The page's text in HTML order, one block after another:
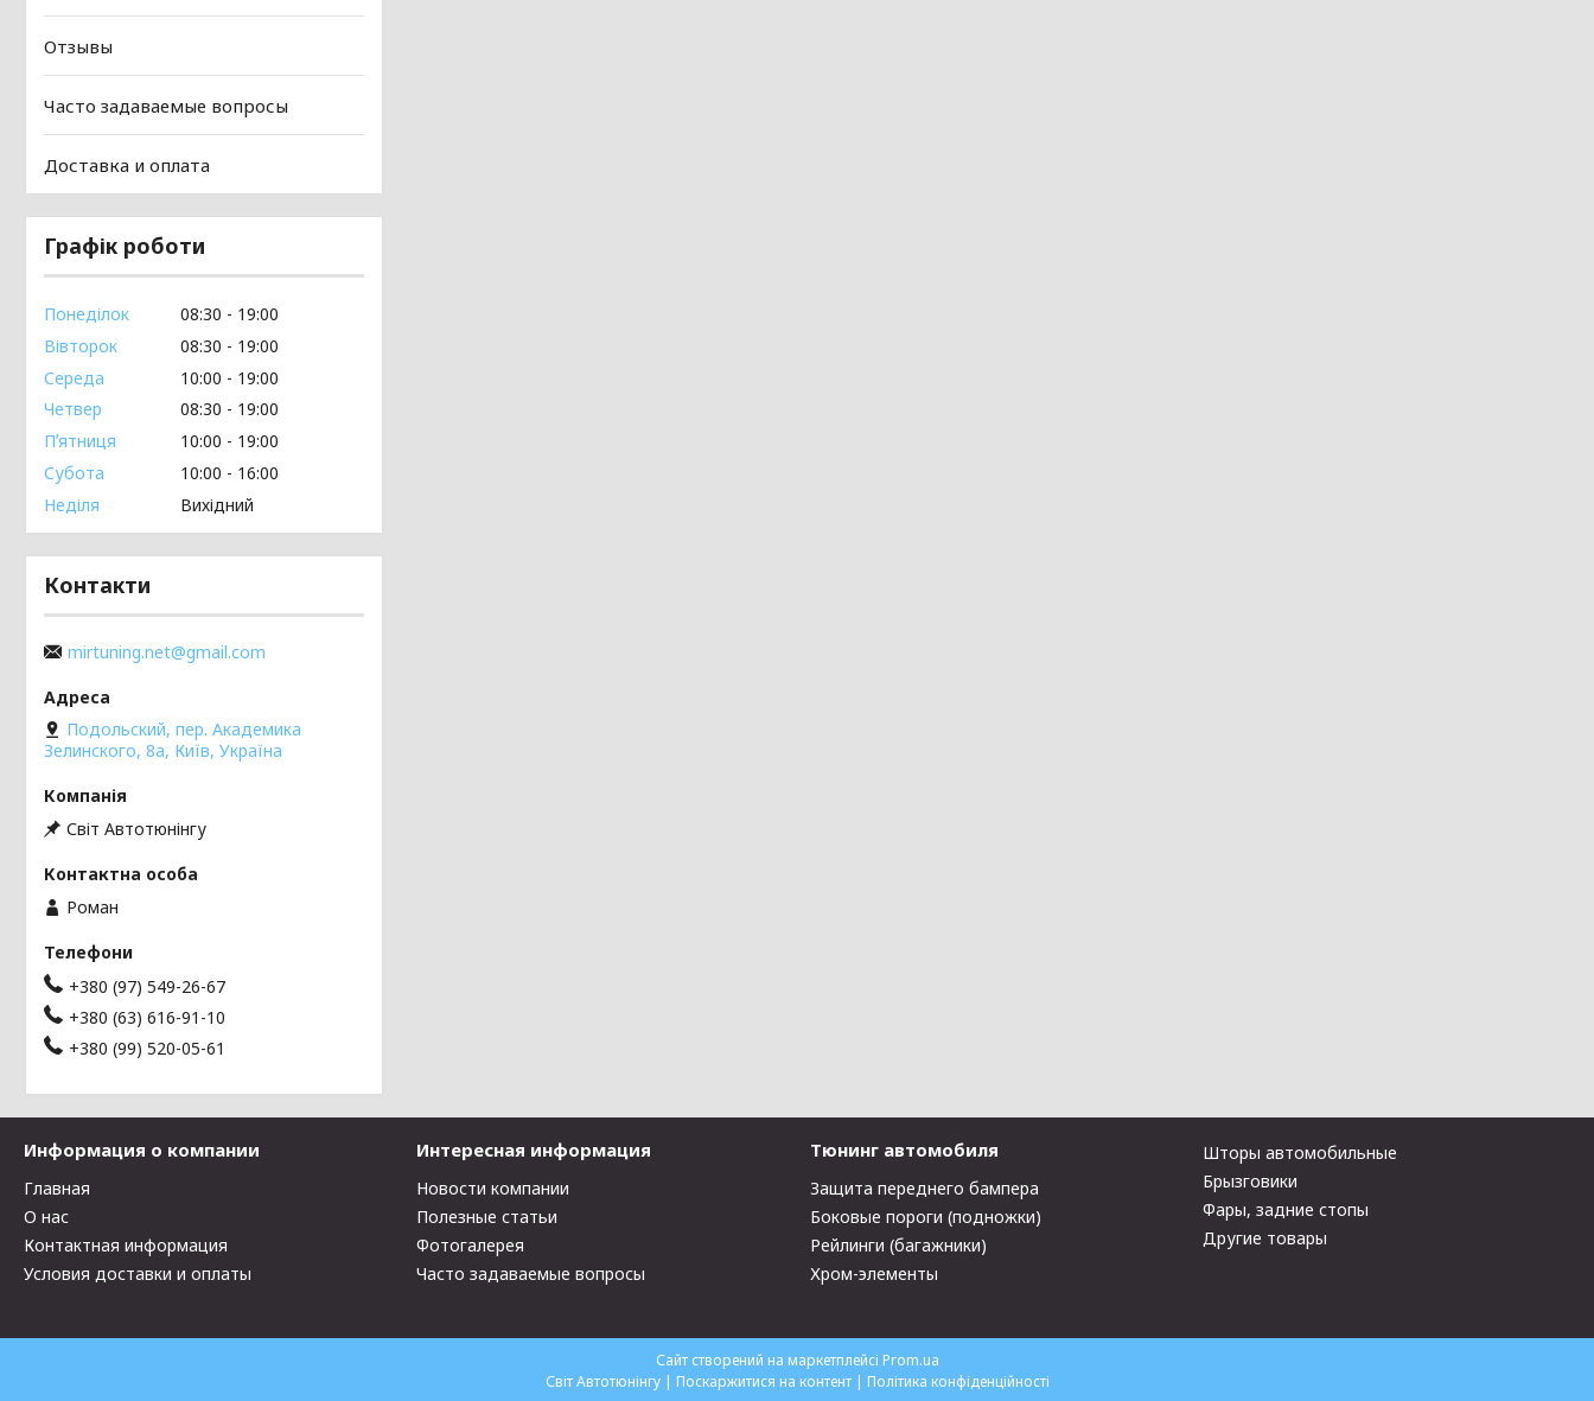
Отзывы
Часто задаваемые вопросы
Доставка и оплата
Графік роботи
Понеділок 08:30
19:00
Вівторок
08:30
19:00
Середа
10:00
19:00
Четвер
08:30
19:00
Пʼятниця
10:00
19:00
Субота
10:00
16:00
Неділя
Вихідний
Контакти
mirtuning.net@gmail.com
Подольский, пер. Академика
Зелинского, 8а, Київ, Україна
Світ Автотюнінгу
Роман
+380 (97) 549-26-67
+380 (63) 616-91-10
+380 (99) 520-05-61
Информация о компании
Главная
О нас
Контактная информация
Условия доставки и оплаты
Интересная информация
Новости компании
Полезные статьи
Фотогалерея
Часто задаваемые вопросы
Тюнинг автомобиля
Защита переднего бампера
Боковые пороги (подножки)
Рейлинги (багажники)
Хром-элементы
Шторы автомобильные
Брызговики
Фары, задние стопы
Другие товары
Сайт створений на маркетплейсі Prom.ua
Світ Автотюнінгу | Поскаржитися на контент | Політика конфіденційності